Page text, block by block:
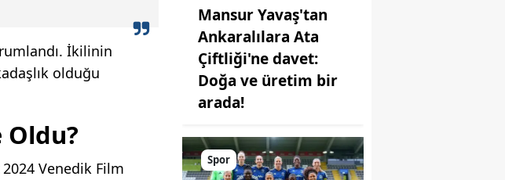
İkilinin
olduğu
Venedik Film
Mansur Yavaş'tan
Ankaralılara Ata
Çiftliği'ne davet:
Doğa ve üretim bir
arada!
Spor